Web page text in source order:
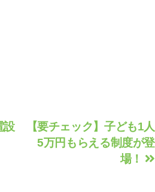
【要チェック】子ども1人
5万円もらえる制度が登
場！
設